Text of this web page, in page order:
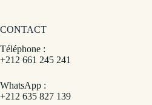
CONTACT
Téléphone :
+212 661 245 241
WhatsApp :
+212 635 827 139